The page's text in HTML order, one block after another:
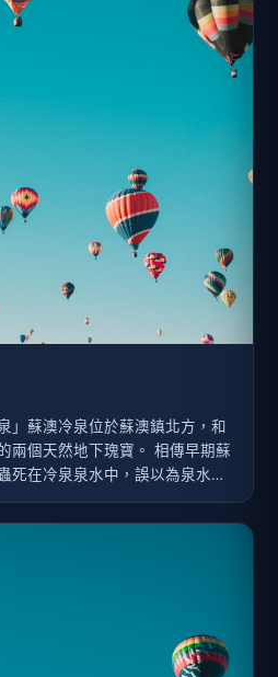
」蘇澳冷泉位於蘇澳鎮北方，和
兩個天然地下瑰寶。 相傳早期蘇
死在冷泉泉水中，誤以為泉水有
臺灣第一任總督樺山資紀在前往
冷泉中洗澡，洗後除身體感到無
泉的成分，結果証實冷泉不但沒
，延續至今成為蘇澳鎮民引以為
冷泉對皮膚有益，是當地女性口
部和肺部病症，以及如腎結石、